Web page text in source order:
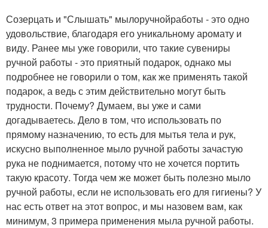
Созерцать и "Слышать" мылоручнойработы - это одно
удовольствие, благодаря его уникальному аромату и
виду. Ранее мы уже говорили, что такие сувениры
ручной работы - это приятный подарок, однако мы
подробнее не говорили о том, как же применять такой
подарок, а ведь с этим действительно могут быть
трудности. Почему? Думаем, вы уже и сами
догадываетесь. Дело в том, что использовать по
прямому назначению, то есть для мытья тела и рук,
искусно выполненное мыло ручной работы зачастую
рука не поднимается, потому что не хочется портить
такую красоту. Тогда чем же может быть полезно мыло
ручной работы, если не использовать его для гигиены? У
нас есть ответ на этот вопрос, и мы назовем вам, как
минимум, 3 примера применения мыла ручной работы.